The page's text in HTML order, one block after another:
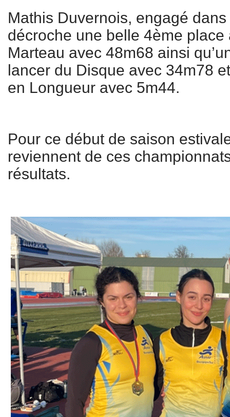
Mathis Duvernois, engagé
décroche une belle 4ème place
Marteau avec 48m68 ainsi
lancer du Disque avec 34m78
en Longueur avec 5m44.
Pour ce début de saison
reviennent de ces
résultats.